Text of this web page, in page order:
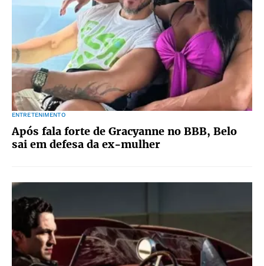
ENTRETENIMENTO
Após fala forte de Gracyanne no BBB, Belo
sai em defesa da ex-mulher